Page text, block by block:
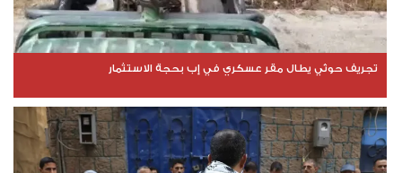
تجريف حوثي يطال مقر عسكري في إب بحجة الاستثمار